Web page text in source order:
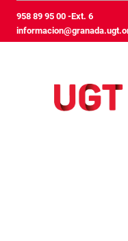
Skip to Main Content
958 89 95 00 -Ext. 6